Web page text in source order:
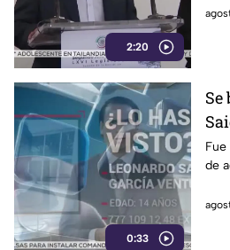
2:20
0:33
Se
de